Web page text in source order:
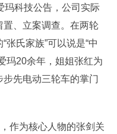
玛科技公告，公司实际
、立案调查。在两轮
张氏家族”可以说是“中
玛20余年，姐姐张红为
先电动三轮车的掌门
作为核心人物的张剑关